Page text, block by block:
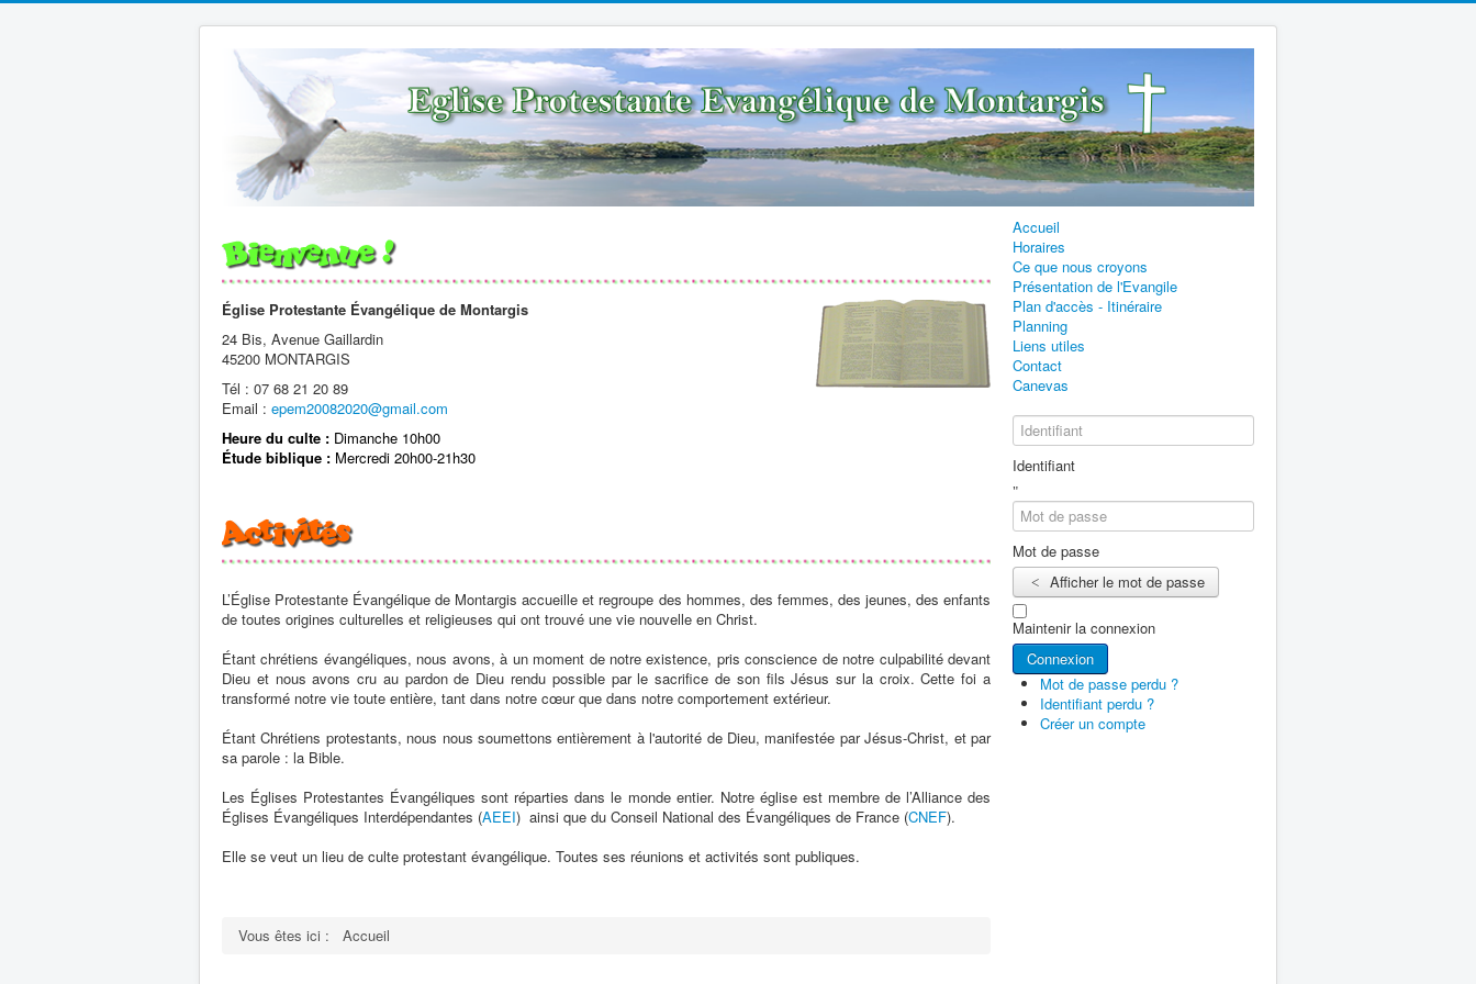
Église Protestante Évangélique de Montargis
24 Bis, Avenue Gaillardin
45200 MONTARGIS
Tél : 07 68 21 20 89
Email : epem20082020@gmail.com
Heure du culte : Dimanche 10h00
Étude biblique : Mercredi 20h00-21h30
L’Église Protestante Évangélique de Montargis accueille et regroupe des hommes, des femmes, des jeunes, des enfants
de toutes origines culturelles et religieuses qui ont trouvé une vie nouvelle en Christ.
Étant chrétiens évangéliques, nous avons, à un moment de notre existence, pris conscience de notre culpabilité devant
Dieu et nous avons cru au pardon de Dieu rendu possible par le sacrifice de son fils Jésus sur la croix. Cette foi a
transformé notre vie toute entière, tant dans notre cœur que dans notre comportement extérieur.
Étant Chrétiens protestants, nous nous soumettons entièrement à l'autorité de Dieu, manifestée par Jésus-Christ, et par
sa parole : la Bible.
Les Églises Protestantes Évangéliques sont réparties dans le monde entier. Notre église est membre de l’Alliance des
Églises Évangéliques Interdépendantes (AEEI) ainsi que du Conseil National des Évangéliques de France (CNEF).
Elle se veut un lieu de culte protestant évangélique. Toutes ses réunions et activités sont publiques.
Vous êtes ici : Accueil
Accueil
Horaires
Ce que nous croyons
Présentation de l'Evangile
Plan d'accès - Itinéraire
Planning
Liens utiles
Contact
Canevas
Identifiant
Mot de passe
Afficher le mot de passe
Maintenir la connexion
Connexion
Mot de passe perdu ?
Identifiant perdu ?
Créer un compte